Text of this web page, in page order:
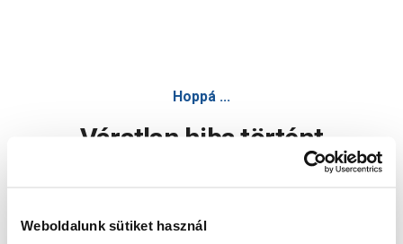
Weboldalunk sütiket használ
Hoppá ...
Váratlan hiba történt